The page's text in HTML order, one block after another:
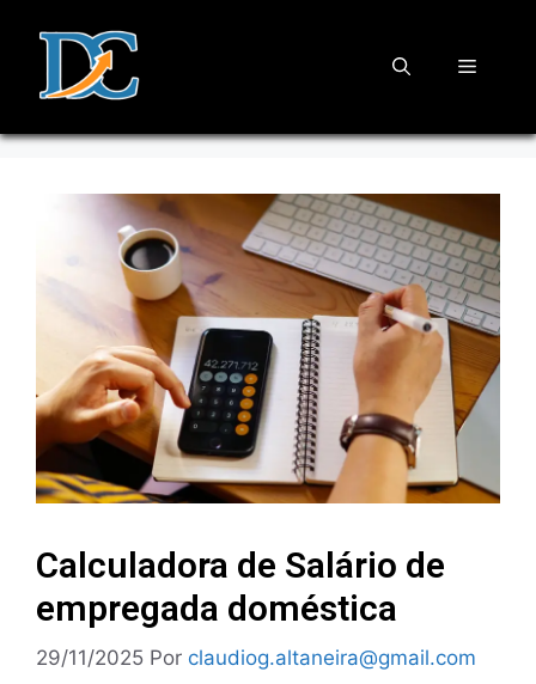
Calculadora de Salário de
empregada doméstica
29/11/2025 Por claudiog.altaneira@gmail.com